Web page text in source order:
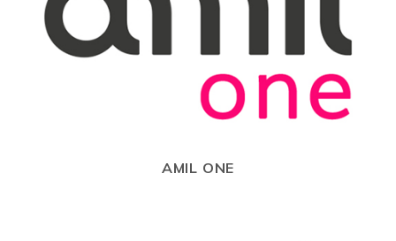
AMIL ONE